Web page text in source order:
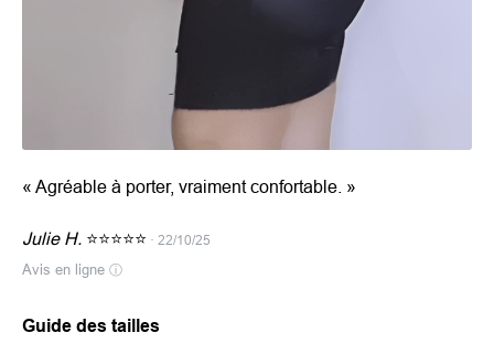
« Agréable à porter, vraiment confortable. »
Julie H. ⭐⭐⭐⭐⭐ · 22/10/25
Avis en ligne ⓘ
Guide des tailles